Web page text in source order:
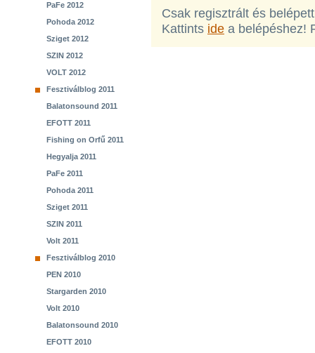
PaFe 2012
Pohoda 2012
Sziget 2012
SZIN 2012
VOLT 2012
Fesztiválblog 2011
Balatonsound 2011
EFOTT 2011
Fishing on Orfű 2011
Hegyalja 2011
PaFe 2011
Pohoda 2011
Sziget 2011
SZIN 2011
Volt 2011
Fesztiválblog 2010
PEN 2010
Stargarden 2010
Volt 2010
Balatonsound 2010
EFOTT 2010
Csak regisztrált és
Kattints ide a belépéshez!